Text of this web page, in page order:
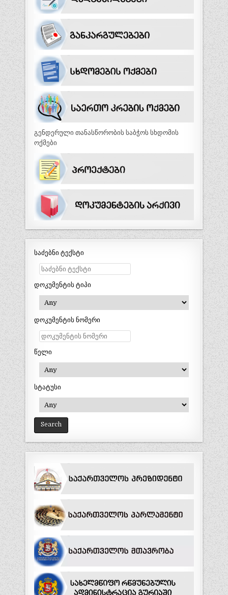
გენდერული თანასწორობის საბჭოს სხდომის
ოქმები
საძებნი ტექსტი
დოკუმენტის ტიპი
დოკუმენტის ნომერი
წელი
სტატუსი